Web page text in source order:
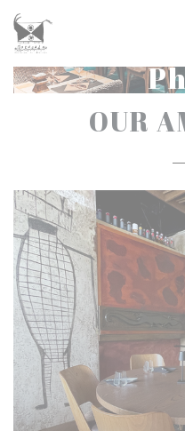
Personnalisation de vos choix
OUR